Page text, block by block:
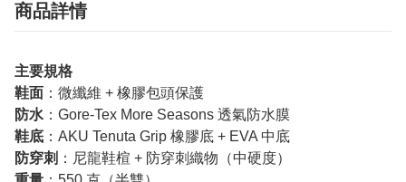
商品詳情
主要規格
鞋面 ：微纖維 + 橡膠包頭保護
防水 ：Gore-Tex More Seasons 透氣防水膜
鞋底 ：AKU Tenuta Grip 橡膠底 + EVA 中底
防穿刺 ：尼龍鞋楦 + 防穿刺織物（中硬度）